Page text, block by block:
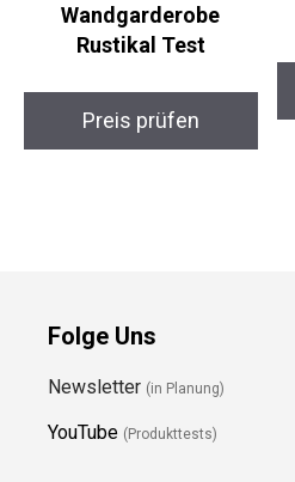
Wandgarderobe
Rustikal Test
Preis prüfen
Folge Uns
Newsletter (in Planung)
YouTube (Produkttests)